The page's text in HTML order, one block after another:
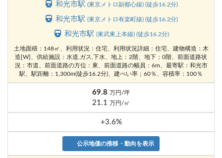
和光市駅(東京メトロ副都心線) (徒歩16.2分)
和光市駅(東京メトロ有楽町線) (徒歩16.2分)
和光市駅(東武東上本線) (徒歩16.2分)
土地面積：148㎡、利用状況：住宅、利用状況詳細：住宅、建物構造：木
造[W]、供給施設：水道,ガス,下水、地上：2階、地下：0階、前面道路状
況：市道、前面道路の方位：東、前面道路の幅員：6m、最寄駅：和光市
駅、駅距離：1,300m(徒歩16.2分)、建ぺい率；60％、容積率：100％
69.8 万円/坪
21.1 万円/㎡
+3.6%
公示地価の推移・動向を表示